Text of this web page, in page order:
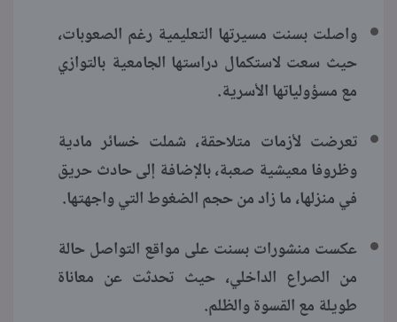
واصلت بسنت مسيرتها التعليمية رغم الصعوبات،
حيث سعت لاستكمال دراستها الجامعية بالتوازي
مع مسؤولياتها الأسرية.
تعرضت لأزمات متلاحقة، شملت خسائر مادية
وظروفا معيشية صعبة، بالإضافة إلى حادث حريق
في منزلها، ما زاد من حجم الضغوط التي واجهتها.
عكست منشورات بسنت على مواقع التواصل حالة
من الصراع الداخلي، حيث تحدثت عن معاناة
طويلة مع القسوة والظلم.